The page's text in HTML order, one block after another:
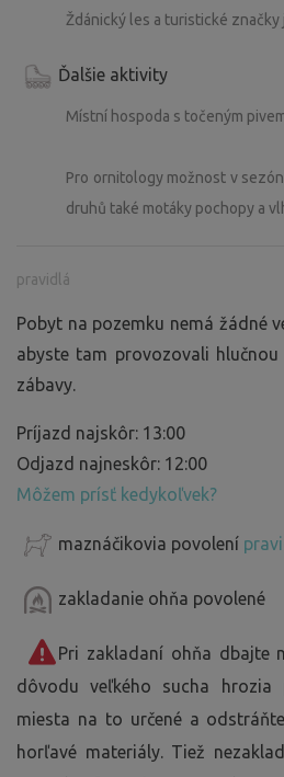
Ždánický les a turistické značky
Ďalšie aktivity
Místní hospoda s točeným
Pro ornitology možnost v
druhů také motáky pochopy a
pravidlá
Pobyt na pozemku nemá žádné
abyste tam provozovali
zábavy.
Príjazd najskôr: 13:00
Odjazd najneskôr: 12:00
Môžem prísť kedykoľvek?
maznáčikovia povolení
zakladanie ohňa povolené
Pri zakladaní ohňa dbajte
dôvodu veľkého sucha hrozia
miesta na to určené a
horľavé materiály. Tiež